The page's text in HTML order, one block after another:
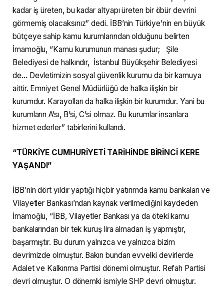
kadar iş üreten, bu kadar altyapı üreten bir öbür devrini
görmemiş olacaksınız” dedi. İBB’nin Türkiye’nin en büyük
bütçeye sahip kamu kurumlarından olduğunu belirten
İmamoğlu, “Kamu kurumunun manası şudur; Şile
Belediyesi de halkındır, İstanbul Büyükşehir Belediyesi
de… Devletimizin sosyal güvenlik kurumu da bir kamuya
aittir. Emniyet Genel Müdürlüğü de halka ilişkin bir
kurumdur. Karayolları da halka ilişkin bir kurumdur. Yani bu
kurumların A’sı, B’si, C’si olmaz. Bu kurumlar insanlara
hizmet ederler” tabirlerini kullandı.
“TÜRKİYE CUMHURİYETİ TARİHİNDE BİRİNCİ KERE
YAŞANDI”
İBB’nin dört yıldır yaptığı hiçbir yatırımda kamu bankaları ve
Vilayetler Bankası’ndan kaynak verilmediğini kaydeden
İmamoğlu, “İBB, Vilayetler Bankası ya da öteki kamu
bankalarından bir tek kuruş lira almadan iş yapmıştır,
başarmıştır. Bu durum yalnızca ve yalnızca bizim
devrimizde olmuştur. Bakın bundan evvelki devirlerde
Adalet ve Kalkınma Partisi dönemi olmuştur. Refah Partisi
devri olmuştur. O dönemki ismiyle SHP devri olmuştur.